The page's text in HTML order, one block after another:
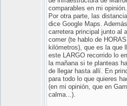
comparables en mi
Por otra parte, las
dice Google Maps.
carretera principal junto al
comer (te hablo de
kilómetros), que es la que
este LARGO recorrido lo
la mañana si te planteas
de llegar hasta allí. En
para todo lo que quieres
(en mi opinión, que en
calma...).